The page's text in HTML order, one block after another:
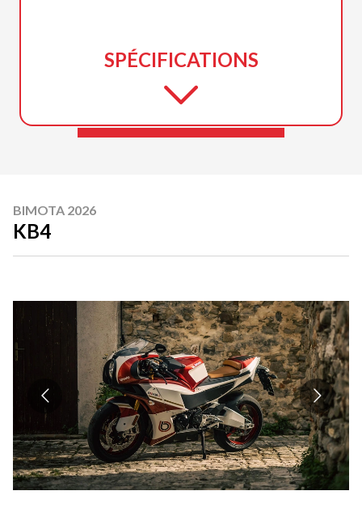
SPÉCIFICATIONS
BIMOTA 2026
KB4